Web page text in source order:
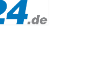
StLF 20/25
4000